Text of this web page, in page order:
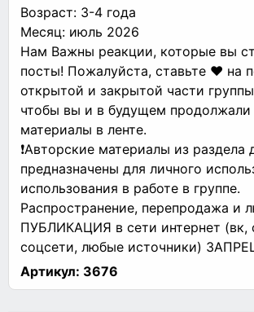
Возраст: 3-4 года
Месяц: июль 2026
Нам Важны реакции, которые вы
посты! Пожалуйста, ставьте ❤ на
открытой и закрытой части
чтобы вы и в будущем продолжали
материалы в ленте.
❗Авторские материалы из раздела
предназначены для личного
использования в работе в группе.
Распространение, перепродажа и
ПУБЛИКАЦИЯ в сети интернет (вк,
соцсети, любые источники)
Артикул: 3676